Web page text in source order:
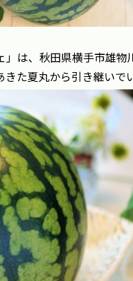
は、秋田県横手市雄
た夏丸から引き継いで